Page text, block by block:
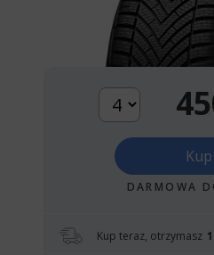
Kup
DARMOWA
Kup teraz, otrzymasz